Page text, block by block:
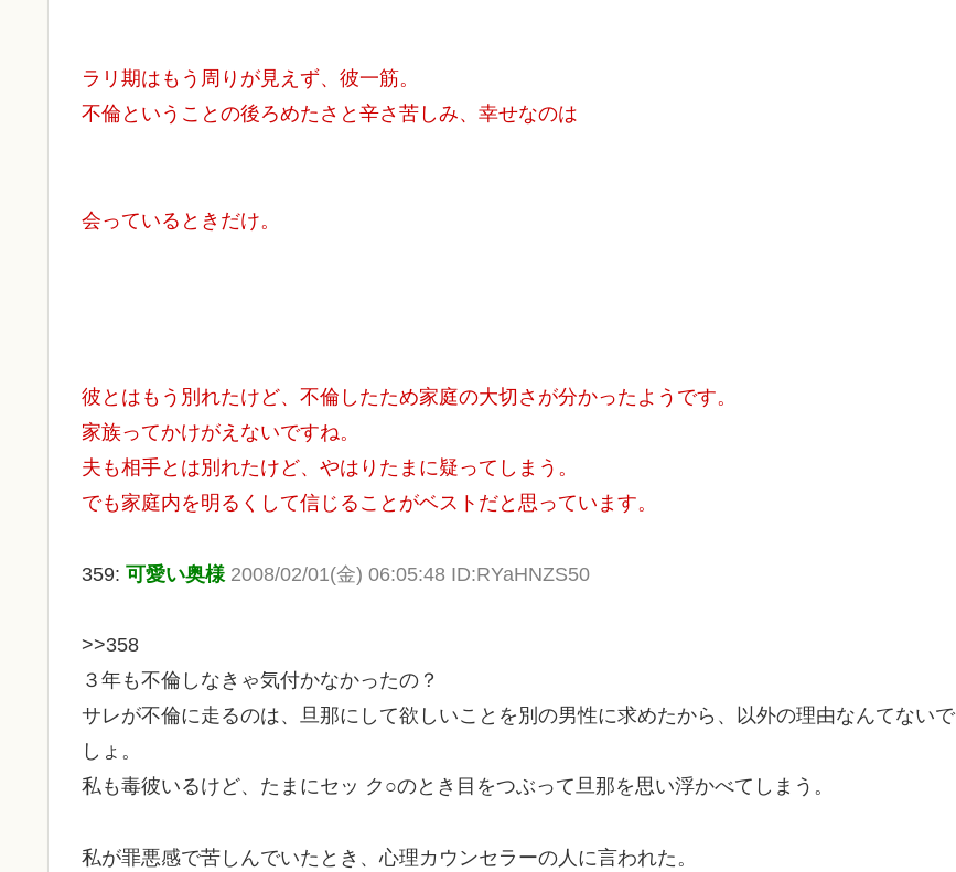
ラリ期はもう周りが見えず、彼一筋。
不倫ということの後ろめたさと辛さ苦しみ、幸せなのは
会っているときだけ。
彼とはもう別れたけど、不倫したため家庭の大切さが分かったようです。
家族ってかけがえないですね。
夫も相手とは別れたけど、やはりたまに疑ってしまう。
でも家庭内を明るくして信じることがベストだと思っています。
359: 可愛い奥様 2008/02/01(金) 06:05:48 ID:RYaHNZS50
>>358
３年も不倫しなきゃ気付かなかったの？
サレが不倫に走るのは、旦那にして欲しいことを別の男性に求めたから、以外の理由なんてないで
しょ。
私も毒彼いるけど、たまにセッ ク○のとき目をつぶって旦那を思い浮かべてしまう。
私が罪悪感で苦しんでいたとき、心理カウンセラーの人に言われた。